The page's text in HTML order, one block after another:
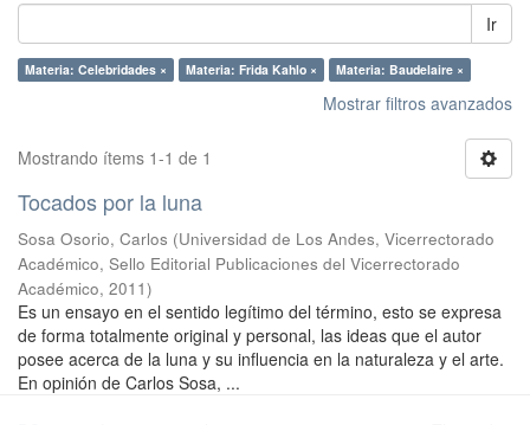
Ir
Materia: Celebridades × Materia: Frida Kahlo × Materia: Baudelaire ×
Mostrar filtros avanzados
Mostrando ítems 1-1 de 1
Tocados por la luna
Sosa Osorio, Carlos (Universidad de Los Andes, Vicerrectorado
Académico, Sello Editorial Publicaciones del Vicerrectorado
Académico, 2011)
Es un ensayo en el sentido legítimo del término, esto se expresa
de forma totalmente original y personal, las ideas que el autor
posee acerca de la luna y su influencia en la naturaleza y el arte.
En opinión de Carlos Sosa, ...